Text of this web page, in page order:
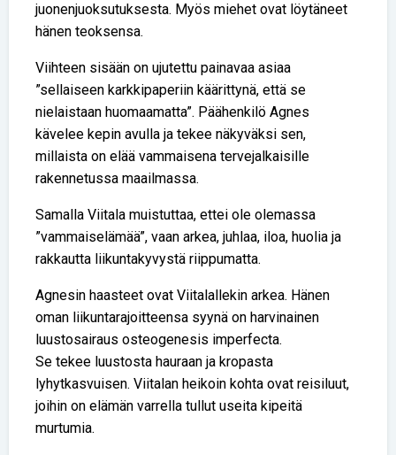
juonenjuoksutuksesta. Myös miehet ovat löytäneet
hänen teoksensa.
Viihteen sisään on ujutettu painavaa asiaa
”sellaiseen karkkipaperiin käärittynä, että se
nielaistaan huomaamatta”. Päähenkilö Agnes
kävelee kepin avulla ja tekee näkyväksi sen,
millaista on elää vammaisena tervejalkaisille
rakennetussa maailmassa.
Samalla Viitala muistuttaa, ettei ole olemassa
”vammaiselämää”, vaan arkea, juhlaa, iloa, huolia ja
rakkautta liikuntakyvystä riippumatta.
Agnesin haasteet ovat Viitalallekin arkea. Hänen
oman liikuntarajoitteensa syynä on harvinainen
luustosairaus osteogenesis imperfecta.
Se tekee luustosta hauraan ja kropasta
lyhytkasvuisen. Viitalan heikoin kohta ovat reisiluut,
joihin on elämän varrella tullut useita kipeitä
murtumia.